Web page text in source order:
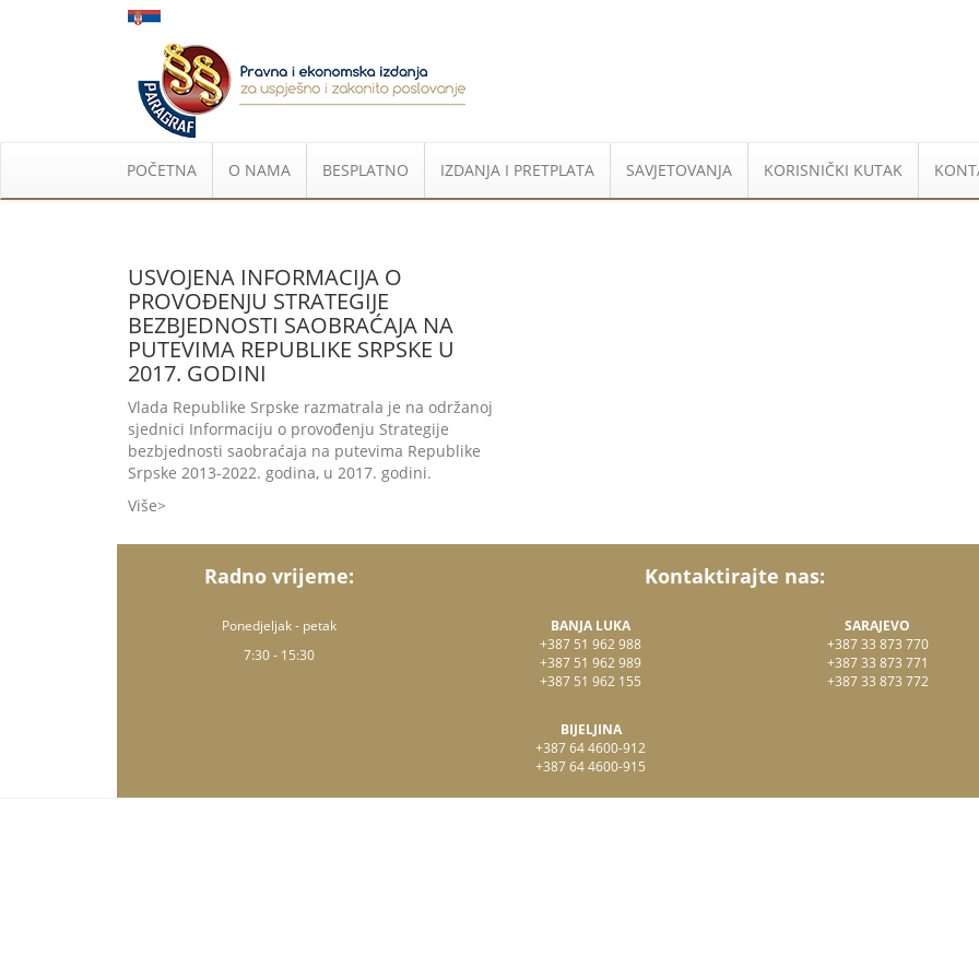
POČETNA O NAMA BESPLATNO IZDANJA I PRETPLATA SAVJETOVANJA KORISNIČKI KUTAK
USVOJENA INFORMACIJA O
PROVOĐENJU STRATEGIJE
BEZBJEDNOSTI SAOBRAĆAJA NA
PUTEVIMA REPUBLIKE SRPSKE U
2017. GODINI
Vlada Republike Srpske razmatrala je na održanoj
sjednici Informaciju o provođenju Strategije
bezbjednosti saobraćaja na putevima Republike
Srpske 2013-2022. godina, u 2017. godini.
Više
Radno vrijeme:
Ponedjeljak - petak
7:30 - 15:30
Kontaktirajte nas:
BANJA LUKA
+387 51 962 988
+387 51 962 989
+387 51 962 155
BIJELJINA
+387 64 4600-912
+387 64 4600-915
SARAJEVO
+387 33 873 770
+387 33 873 771
+387 33 873 772